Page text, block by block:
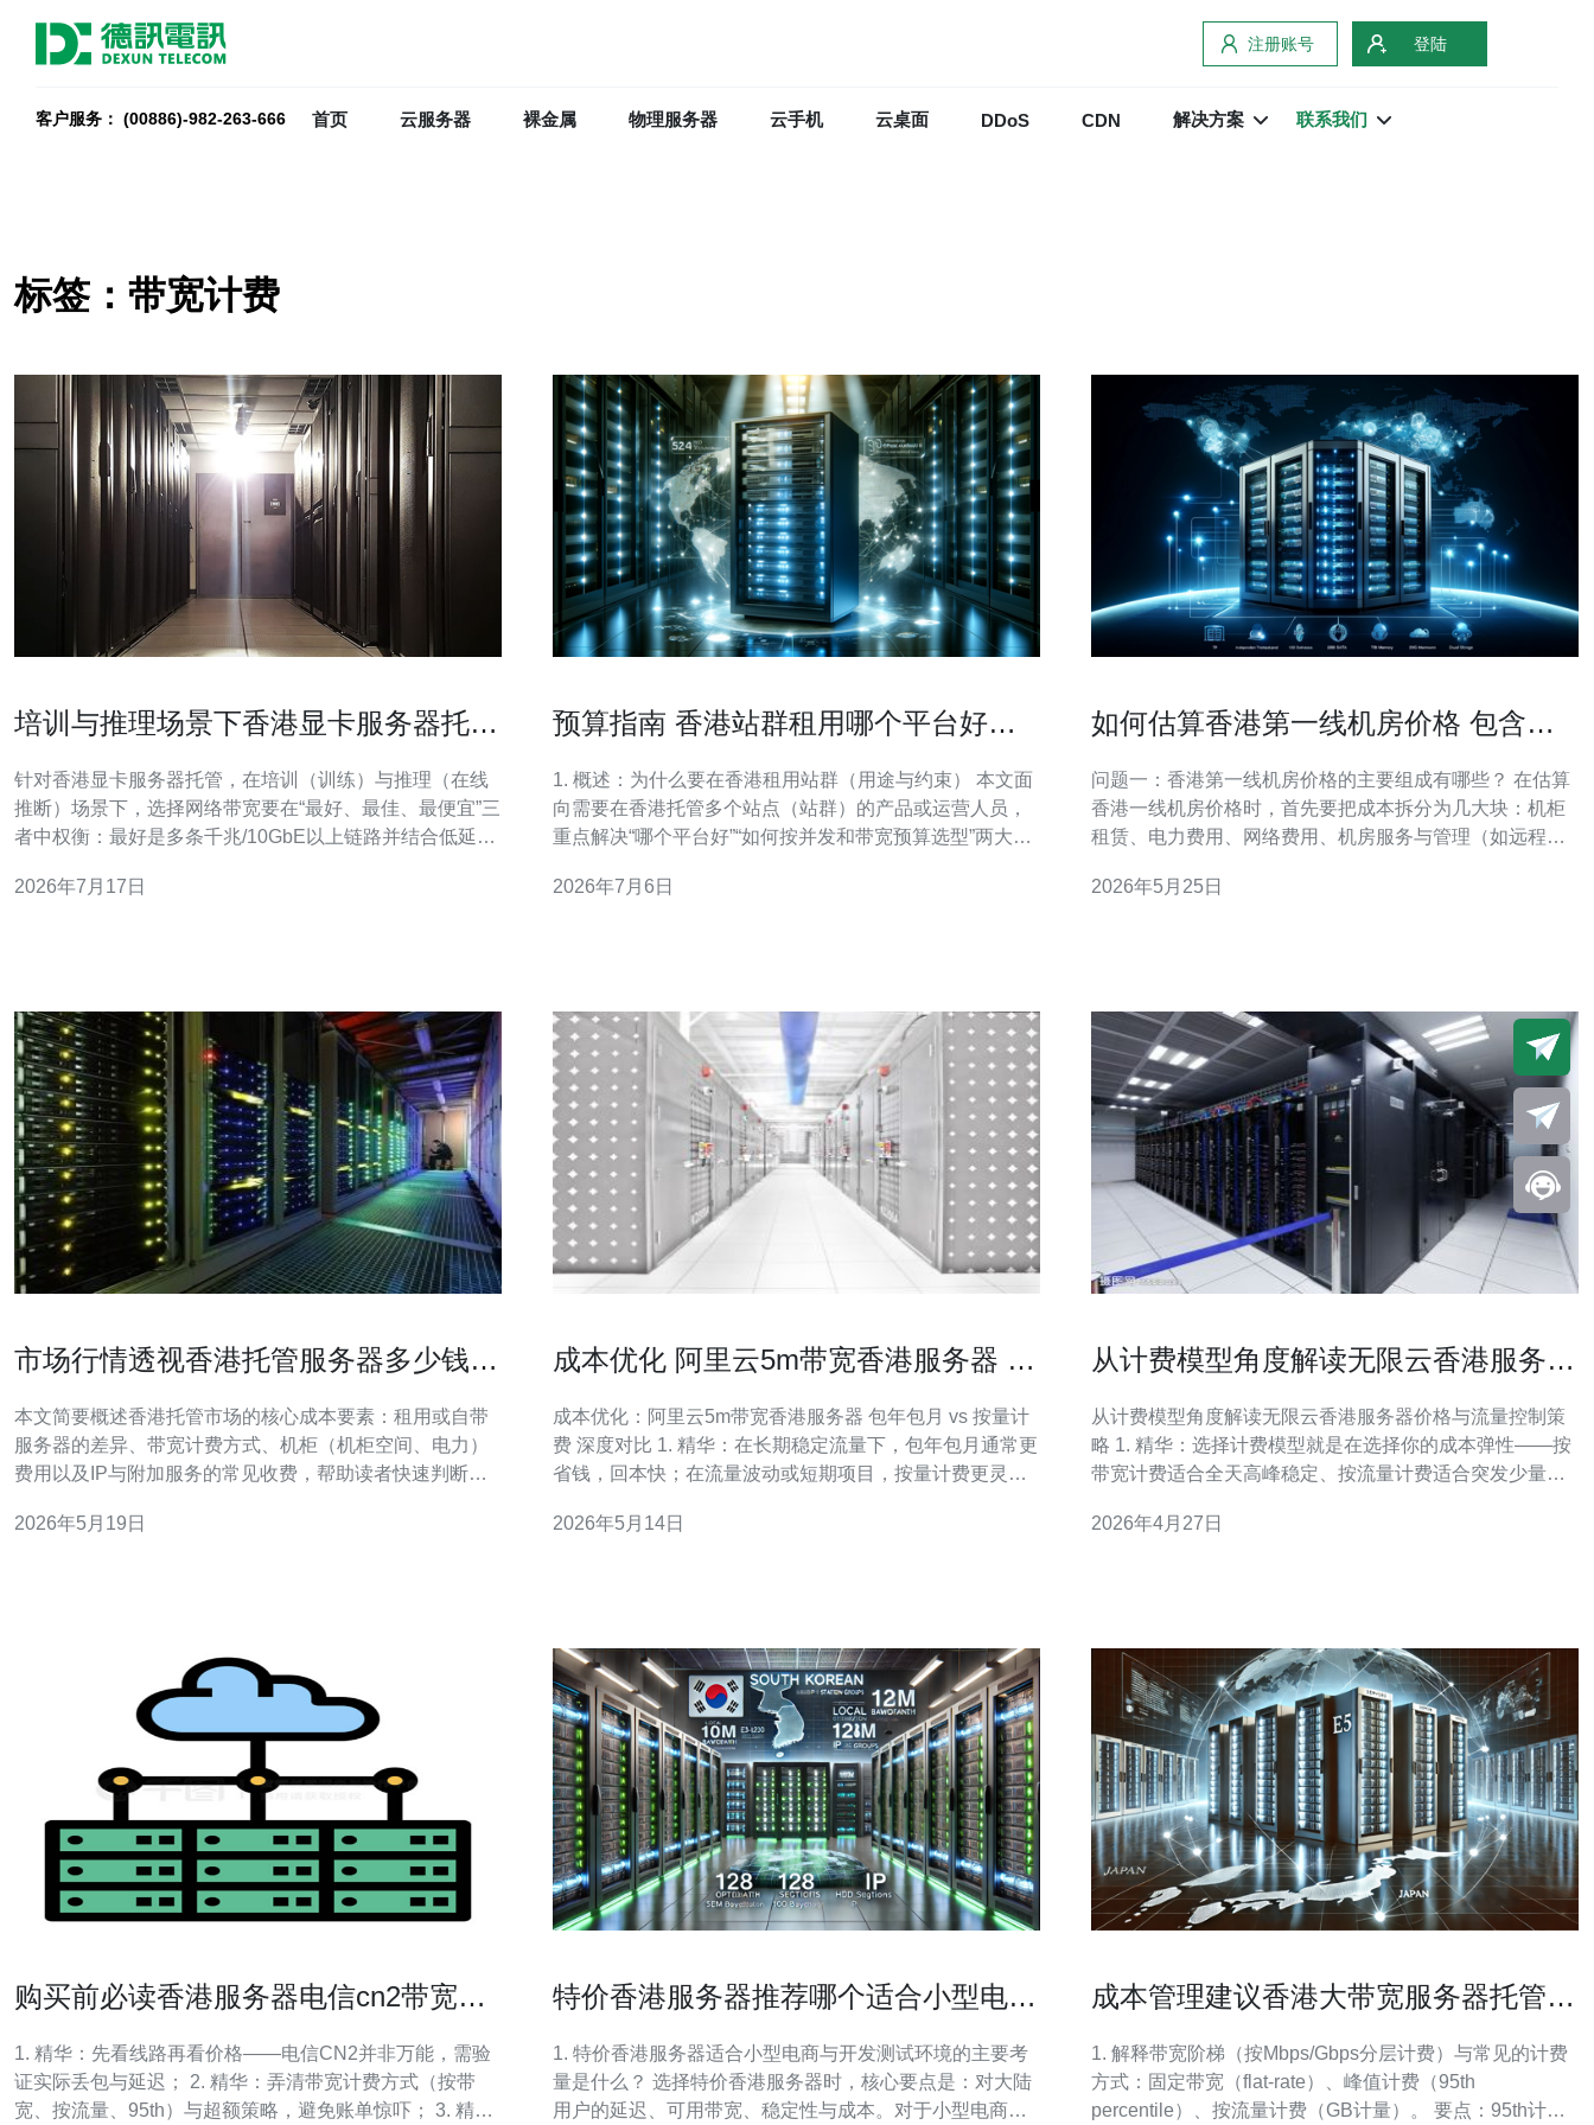
注册账号 登陆
客户服务： (00886)-982-263-666 首页 云服务器 裸金属 物理服务器 云手机 云桌面 DDoS CDN 解决方案 联系我们
标签：带宽计费
培训与推理场景下香港显卡服务器托管
针对香港显卡服务器托管，在培训（训练）与推理（在线
推断）场景下，选择网络带宽要在“最好、最佳、最便宜”三
者中权衡：最好是多条千兆/10GbE以上链路并结合低延迟
带宽池；最便宜通常是共享带宽计费但会牺牲稳定性与延
2026年7月17日
预算指南 香港站群租用哪个平台好并
1. 概述：为什么要在香港租用站群（用途与约束） 本文面
向需要在香港托管多个站点（站群）的产品或运营人员，
重点解决“哪个平台好”“如何按并发和带宽预算选型”两大问
问、SEO多IP、海外演示环境）与合规约束（遵守香港法
2026年7月6日
如何估算香港第一线机房价格 包含机
问题一：香港第一线机房价格的主要组成有哪些？ 在估算
香港一线机房价格时，首先要把成本拆分为几大块：机柜
租赁、电力费用、网络费用、机房服务与管理（如远程
定与按用量混合计费；网络费用则受带宽类型与计费模型
2026年5月25日
市场行情透视香港托管服务器多少钱带
本文简要概述香港托管市场的核心成本要素：租用或自带
服务器的差异、带宽计费方式、机柜（机柜空间、电力）
费用以及IP与附加服务的常见收费，帮助读者快速判断预
与方案。 按服务类型可分为两类：整机租用（独立服务
2026年5月19日
成本优化 阿里云5m带宽香港服务器 包
成本优化：阿里云5m带宽香港服务器 包年包月 vs 按量计
费 深度对比 1. 精华：在长期稳定流量下，包年包月通常更
省钱，回本快；在流量波动或短期项目，按量计费更灵
维度（峰值计费 vs 流量计费）、SLA与业务对可用性的刚
2026年5月14日
从计费模型角度解读无限云香港服务器
从计费模型角度解读无限云香港服务器价格与流量控制策
略 1. 精华：选择计费模型就是在选择你的成本弹性——按
带宽计费适合全天高峰稳定、按流量计费适合突发少量流
争优势——通过限速、CDN和智能清洗减少峰值占用，显
2026年4月27日
购买前必读香港服务器电信cn2带宽计
1. 精华：先看线路再看价格——电信CN2并非万能，需验
证实际丢包与延迟； 2. 精华：弄清带宽计费方式（按带
宽、按流量、95th）与超额策略，避免账单惊吓； 3. 精
特价香港服务器推荐哪个适合小型电商
1. 特价香港服务器适合小型电商与开发测试环境的主要考
量是什么？ 选择特价香港服务器时，核心要点是：对大陆
用户的延迟、可用带宽、稳定性与成本。对于小型电商，
成本管理建议香港大带宽服务器托管的
1. 解释带宽阶梯（按Mbps/Gbps分层计费）与常见的计费
方式：固定带宽（flat-rate）、峰值计费（95th
percentile）、按流量计费（GB计量）。 要点：95th计费